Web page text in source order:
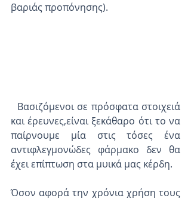
βαριάς προπόνησης).
και έρευνες,είναι ξεκάθαρο ότι το να
παίρνουμε μία στις τόσες ένα
αντιφλεγμονώδες φάρμακο δεν θα
έχει επίπτωση στα μυικά μας κέρδη.
Όσον αφορά την χρόνια χρήση τους